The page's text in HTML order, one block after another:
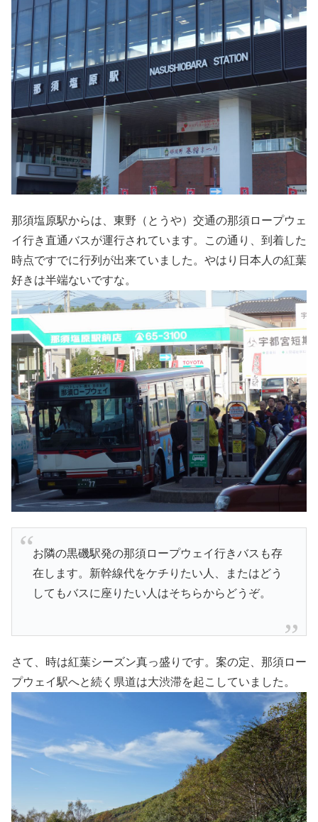
那須塩原駅からは、東野（とうや）交通の那須ロープウェ
イ行き直通バスが運行されています。この通り、到着した
時点ですでに行列が出来ていました。やはり日本人の紅葉
好きは半端ないですな。
お隣の黒磯駅発の那須ロープウェイ行きバスも存
在します。新幹線代をケチりたい人、またはどう
してもバスに座りたい人はそちらからどうぞ。
さて、時は紅葉シーズン真っ盛りです。案の定、那須ロー
プウェイ駅へと続く県道は大渋滞を起こしていました。